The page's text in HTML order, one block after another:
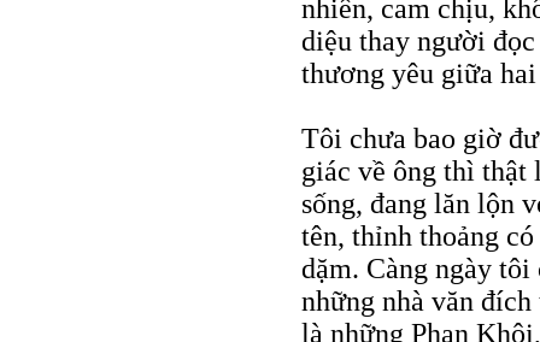
nhiên, cam chịu,
diệu thay người
thương yêu giữa
Tôi chưa bao giờ
giác về ông thì thật
sống, đang lăn lộn
tên, thỉnh thoảng
dặm. Càng ngày
những nhà văn
là những Phan